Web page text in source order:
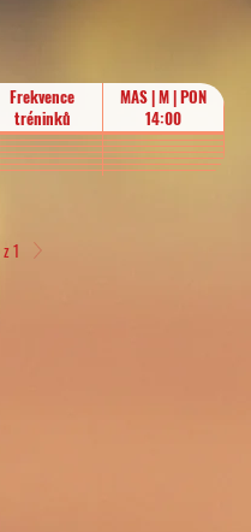
Frekvence
tréninků
MAS | M | PON
14:00
1